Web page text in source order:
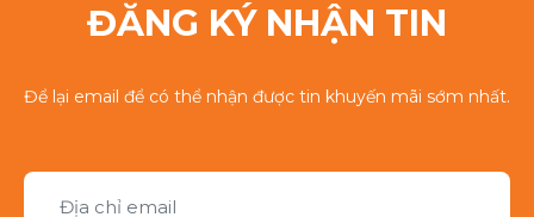
ĐĂNG KÝ NHẬN TIN
Để lại email để có thể nhận được tin khuyến mãi sớm nhất.